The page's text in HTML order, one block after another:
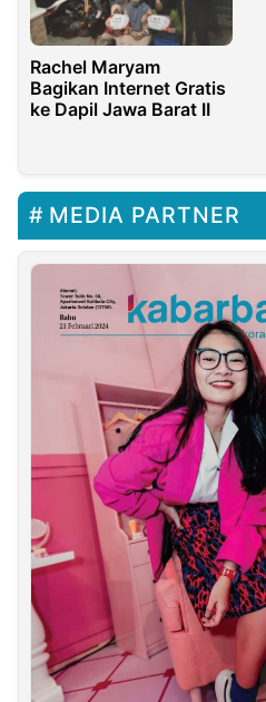
Rachel Maryam
Bagikan Internet Gratis
ke Dapil Jawa Barat II
MEDIA PARTNER